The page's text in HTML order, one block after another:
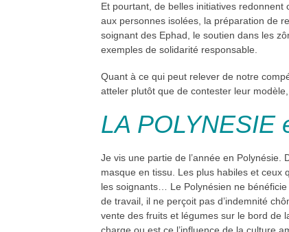
Et pourtant, de belles initiatives redonnent
aux personnes isolées, la préparation de
soignant des Ephad, le soutien dans les
exemples de solidarité responsable.
Quant à ce qui peut relever de notre
atteler plutôt que de contester leur
LA POLYNESIE
Je vis une partie de l’année en
masque en tissu. Les plus habiles et ceux
les soignants… Le Polynésien ne bénéficie
de travail, il ne perçoit pas d’indemnité
vente des fruits et légumes sur le bord de